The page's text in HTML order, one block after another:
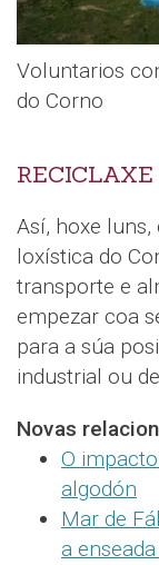
Voluntarios
do Corno
RECICLAXE
Así, hoxe
loxística do
transporte e
empezar coa
para a súa
industrial ou
Novas
O
algodón
Mar de
a